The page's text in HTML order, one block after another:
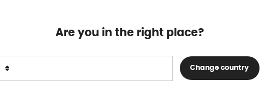
Concept 240
kr
Doréma Monza 240 Antracit
Finns i lager
fr. 15 109 kr KÖP!
Are you in the right place?
Change country